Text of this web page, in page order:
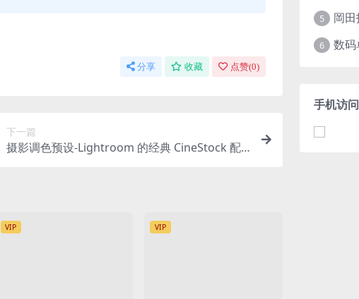
分享 收藏 点赞(0)
下一篇
摄影调色预设-Lightroom 的经典 CineStock 配
VIP VIP
5
6
手机访问